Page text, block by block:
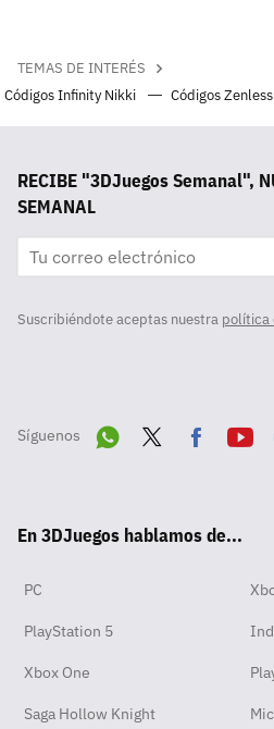
TEMAS DE INTERÉS
Códigos Infinity Nikki
Códigos
RECIBE "3DJuegos Semanal",
SEMANAL
Suscribiéndote aceptas nuestra política
Síguenos
pp
ok
En 3DJuegos hablamos de...
PC
PlayStation 5
Xbox One
Saga Hollow Knight